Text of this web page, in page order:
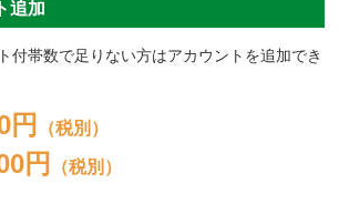
追加
付帯数で足りない方はアカウントを追加でき
円 （税別）
円 （税別）